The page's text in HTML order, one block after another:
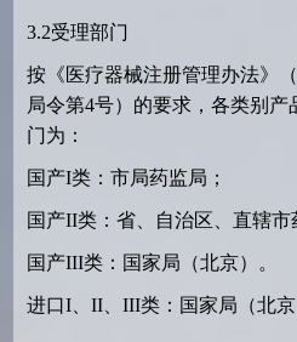
3.2受理部门
按《医疗器械注册管理办法》
局令第4号）的要求，各类别
门为：
国产I类：市局药监局；
国产II类：省、自治区、直辖市
国产III类：国家局（北京）。
进口I、II、III类：国家局（北京